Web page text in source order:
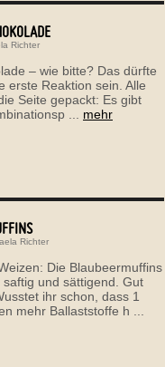
Richter
– wie bitte? Das dürfte
erste Reaktion sein. Alle
Seite gepackt: Es gibt
... mehr
Richter
Die Blaubeermuffins
und sättigend. Gut
ihr schon, dass 1
mehr Ballaststoffe h ...